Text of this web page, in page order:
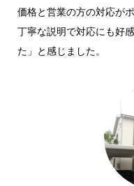
価格と営業の方の対応が
丁寧な説明で対応にも好
た」と感じました。